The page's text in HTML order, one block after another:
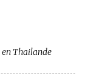
Thailande